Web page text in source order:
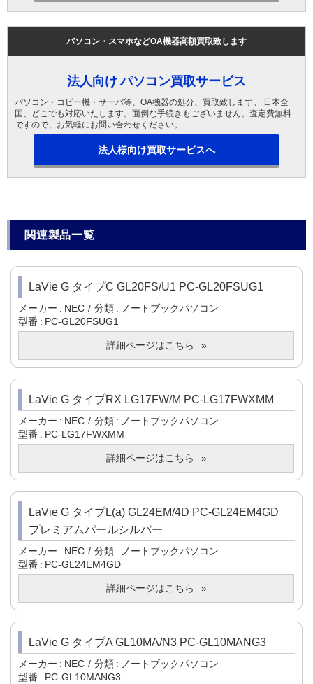
パソコン・スマホなどOA機器高額買取致します
法人向け パソコン買取サービス
パソコン・コピー機・サーバ等、OA機器の処分、買取致します。 日本全
国、どこでも対応いたします。面倒な手続きもございません。査定費無料
ですので、お気軽にお問い合わせください。
法人様向け買取サービスへ
関連製品一覧
LaVie G タイプC GL20FS/U1 PC-GL20FSUG1
メーカー NEC 分類
ノートブックパソコン
型番
PC-GL20FSUG1
詳細ページはこちら
LaVie G タイプRX LG17FW/M PC-LG17FWXMM
メーカー NEC 分類
ノートブックパソコン
型番
PC-LG17FWXMM
詳細ページはこちら
LaVie G タイプL(a) GL24EM/4D PC-GL24EM4GD
プレミアムパールシルバー
メーカー NEC 分類
ノートブックパソコン
型番
PC-GL24EM4GD
詳細ページはこちら
LaVie G タイプA GL10MA/N3 PC-GL10MANG3
メーカー NEC 分類
ノートブックパソコン
型番
PC-GL10MANG3